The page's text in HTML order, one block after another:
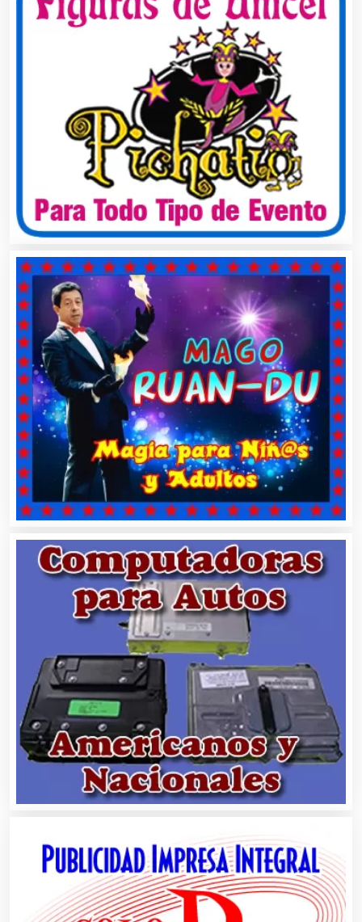
Artículos Deportivos
Artículos Importados
Artículos para el Hogar
Artículos para Regalos
Artículos Personales
Artículos Publicitarios
Aseguradoras
Asesores Técnicos
Asesoría Fiscal
Asilos
Asociaciones Civiles
Asociaciones Empresariales
Audio, Sonido e Iluminación
Audios para Eventos
Autobuses